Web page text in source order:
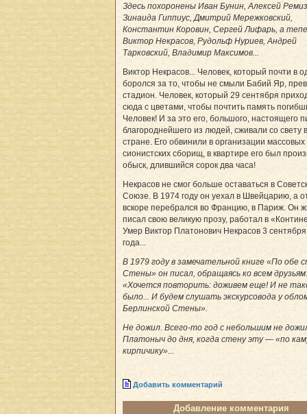
Здесь похоронены Иван Бунин, Алексей
Зинаида Гиппиус, Дмитрий Мережковский,
Константин Коровин, Сергей Лифарь, а
Виктор Некрасов, Рудольф Нуриев, Андрей
Тарковский, Владимир Максимов...
Виктор Некрасов... Человек, который почти в
боролся за то, чтобы не смыли Бабий Яр,
стадион. Человек, который 29 сентября
сюда с цветами, чтобы почтить память
Человек! И за это его, большого, настоящего
благороднейшего из людей, сживали со свету
стране. Его обвинили в организации массовых
сионистских сборищ, в квартире его был
обыск, длившийся сорок два часа!
Некрасов не смог больше оставаться в
Союзе. В 1974 году он уехал в Швейцарию, а
вскоре перебрался во Францию, в Париж. Он
писал свою великую прозу, работал в
Умер Виктор Платонович Некрасов 3
года...
В 1979 году в замечательной книге «По обе
Стены» он писал, обращаясь ко всем друзьям:
«Хочется повторить: доживем еще! И не
было... И будем слушать экскурсовода у
Берлинской Стены».
Не дожил. Всего-то год с небольшим не
Платоныч до дня, когда стену эту — «по
кирпичику»...
Добавить комментарий
Добавление комментария